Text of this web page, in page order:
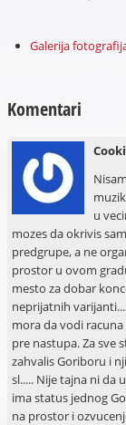
Galerija
Komentari
u
mozes da okrivis
predgrupe, a ne
prostor u ovom
mesto za dobar
neprijatnih
mora da vodi
pre nastupa. Za sve
zahvalis Goriboru i
sl..... Nije tajna ni da
ima status jednog
na prostor i